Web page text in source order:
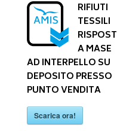
RIFIUTI
TESSILI
RISPOST
A MASE
AD INTERPELLO SU
DEPOSITO PRESSO
PUNTO VENDITA
Scarica ora!